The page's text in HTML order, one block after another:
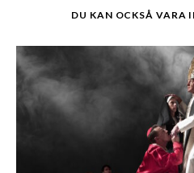
DU KAN OCKSÅ VARA